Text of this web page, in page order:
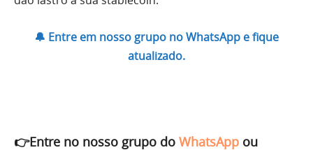
🔔 Entre em nosso grupo no WhatsApp e fique
atualizado.
👉Entre no nosso grupo do WhatsApp ou